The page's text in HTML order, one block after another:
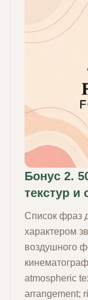
Бонус 2.
текстур и
Список фраз
характером
воздушного
atmospheric
arrangement;